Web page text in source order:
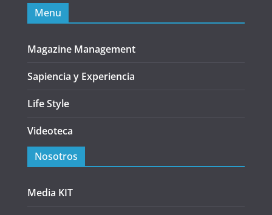
Menu
Magazine Management
Sapiencia y Experiencia
Life Style
Videoteca
Nosotros
Media KIT